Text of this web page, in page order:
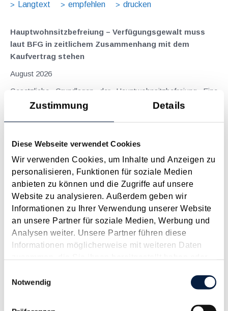
Zustimmung Details
Diese Webseite verwendet Cookies
Wir verwenden Cookies, um Inhalte und Anzeigen zu
personalisieren, Funktionen für soziale Medien
anbieten zu können und die Zugriffe auf unsere
Website zu analysieren. Außerdem geben wir
Informationen zu Ihrer Verwendung unserer Website
an unsere Partner für soziale Medien, Werbung und
Analysen weiter. Unsere Partner führen diese
Informationen möglicherweise mit weiteren Daten
gesammelt haben.
Notwendig
Langtext
empfehlen drucken
Hauptwohnsitz​­befreiung – Verfügungsgewalt muss
laut BFG in zeitlichem Zusammenhang mit dem
Kaufvertrag stehen
August 2026
Gesetzliche Grundlagen der Hauptwohnsitzbefreiung Eine
Ausnahme von der bei privaten Grundstücksveräußerungen
Hauptwohnsitzbefreiung erfüllt sind....
Langtext
empfehlen drucken
Tagesgelder auch bei eintägiger Reise ohne
Nächtigung
August 2026
Problemstellung und rechtlicher Hintergrund Tagesgelder
sollen Verpflegungsmehraufwendungen ausgleichen, welche
typischerweise stellt sich das Problem in der...